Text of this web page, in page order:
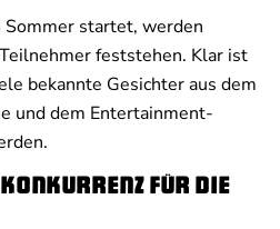
Sommer startet, werden
feststehen. Klar ist
bekannte Gesichter aus dem
und dem Entertainment-
Konkurrenz für die